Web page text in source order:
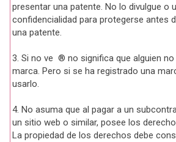
presentar una patente. No lo divulgue o
confidencialidad para protegerse antes
una patente.
3. Si no ve ® no significa que alguien
marca. Pero si se ha registrado una
usarlo.
4. No asuma que al pagar a un
un sitio web o similar, posee los
La propiedad de los derechos debe